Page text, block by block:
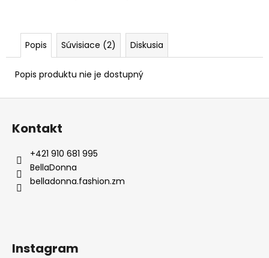
Popis Súvisiace (2) Diskusia
Popis produktu nie je dostupný
Kontakt
+421 910 681 995
BellaDonna
belladonna.fashion.zm
Instagram